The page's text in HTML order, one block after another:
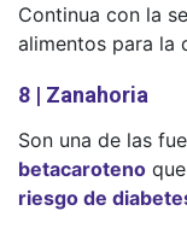
Continua con la
alimentos para la
8 | Zanahoria
Son una de las
betacaroteno
riesgo de